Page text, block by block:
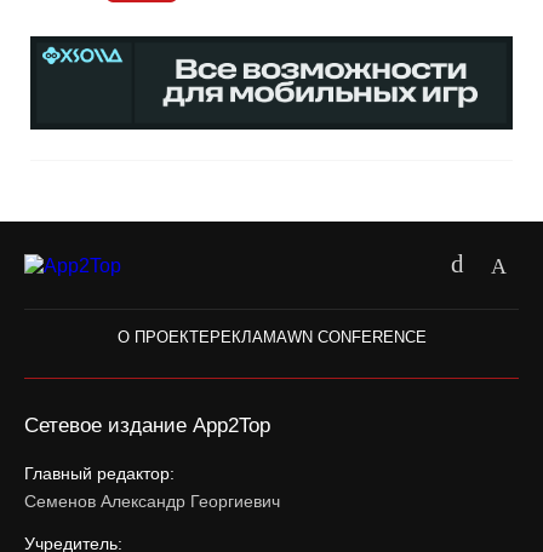
О ПРОЕКТЕРЕКЛАМАWN CONFERENCE
Сетевое издание App2Top
Главный редактор:
Семенов Александр Георгиевич
Учредитель: